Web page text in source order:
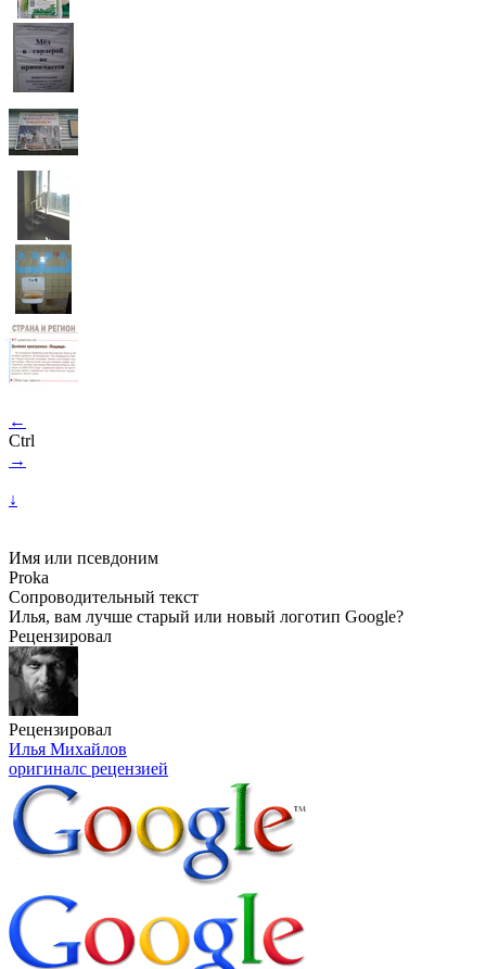
←
Ctrl
→
↓
Имя или псевдоним
Proka
Сопроводительный текст
Илья, вам лучше старый или новый логотип Google?
Рецензировал
Рецензировал
Илья Михайлов
оригиналс рецензией